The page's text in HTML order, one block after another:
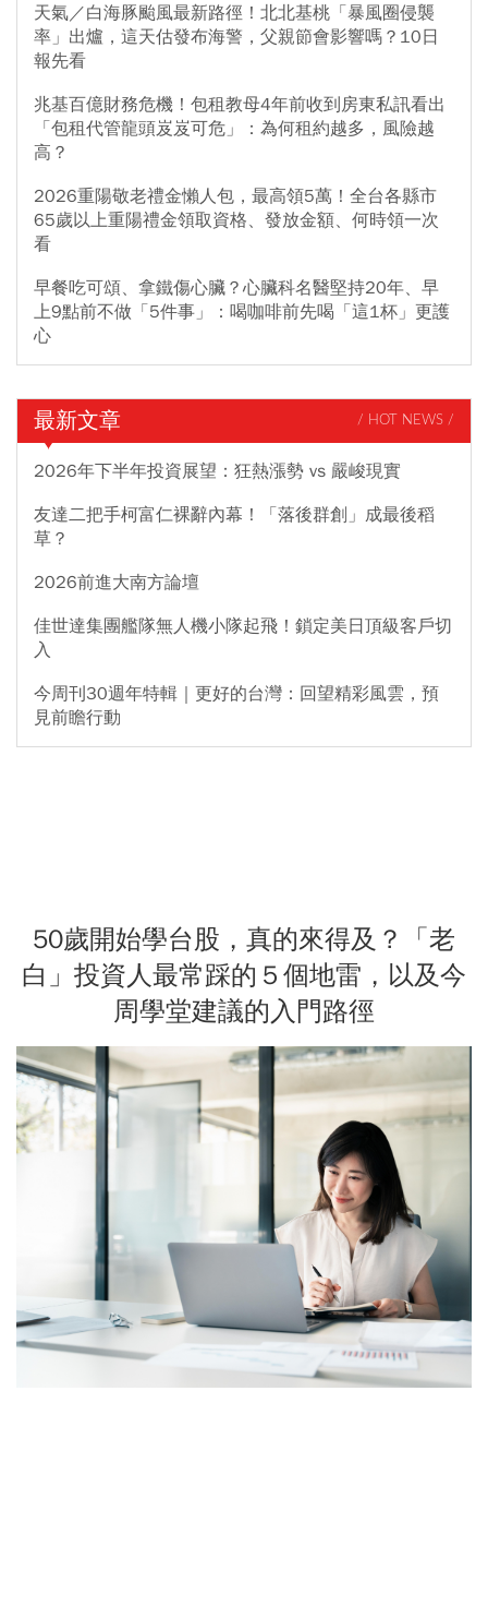
天氣／白海豚颱風最新路徑！北北基桃「暴風圈侵襲
率」出爐，這天估發布海警，父親節會影響嗎？10日
報先看
兆基百億財務危機！包租教母4年前收到房東私訊看出
「包租代管龍頭岌岌可危」：為何租約越多，風險越
高？
2026重陽敬老禮金懶人包，最高領5萬！全台各縣市
65歲以上重陽禮金領取資格、發放金額、何時領一次
看
早餐吃可頌、拿鐵傷心臟？心臟科名醫堅持20年、早
上9點前不做「5件事」：喝咖啡前先喝「這1杯」更護
心
最新文章 / HOT NEWS /
2026年下半年投資展望：狂熱漲勢 vs 嚴峻現實
友達二把手柯富仁裸辭內幕！「落後群創」成最後稻
草？
2026前進大南方論壇
佳世達集團艦隊無人機小隊起飛！鎖定美日頂級客戶切
入
今周刊30週年特輯｜更好的台灣：回望精彩風雲，預
見前瞻行動
50歲開始學台股，真的來得及？「老
白」投資人最常踩的５個地雷，以及今
周學堂建議的入門路徑